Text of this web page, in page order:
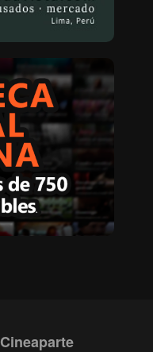
Cineaparte